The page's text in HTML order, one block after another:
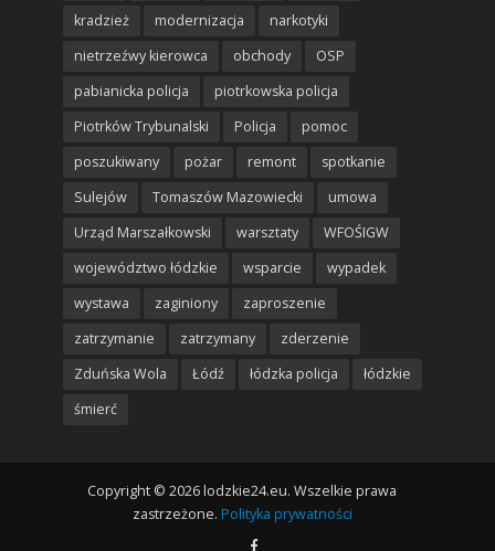
kradzież
modernizacja
narkotyki
nietrzeźwy kierowca
obchody
OSP
pabianicka policja
piotrkowska policja
Piotrków Trybunalski
Policja
pomoc
poszukiwany
pożar remont
spotkanie
Sulejów
Tomaszów Mazowiecki
umowa
Urząd Marszałkowski
warsztaty
WFOŚIGW
województwo łódzkie
wsparcie
wypadek
wystawa
zaginiony
zaproszenie
zatrzymanie
zatrzymany
zderzenie
Zduńska Wola
Łódź łódzka policja
łódzkie
śmierć
Copyright © 2026 lodzkie24.eu. Wszelkie prawa
zastrzeżone. Polityka prywatności